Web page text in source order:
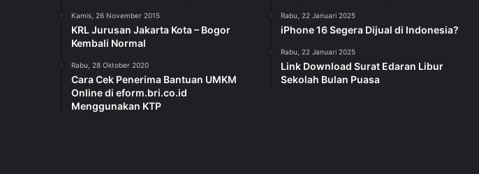
Kamis, 26 November 2015
KRL Jurusan Jakarta Kota – Bogor
Kembali Normal
Rabu, 28 Oktober 2020
Cara Cek Penerima Bantuan UMKM
Online di eform.bri.co.id
Menggunakan KTP
Rabu, 22 Januari 2025
iPhone 16 Segera Dijual di Indonesia?
Rabu, 22 Januari 2025
Link Download Surat Edaran Libur
Sekolah Bulan Puasa